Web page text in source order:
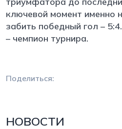
ключевой момент именно
забить победный гол –
– чемпион турнира.
Поделиться:
НОВОСТИ